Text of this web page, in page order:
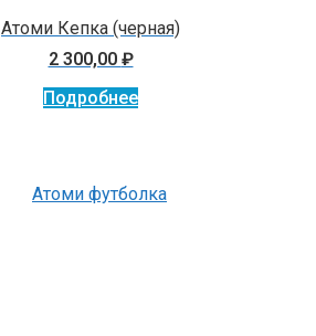
Атоми Кепка (черная)
2 300,00 ₽
Подробнее